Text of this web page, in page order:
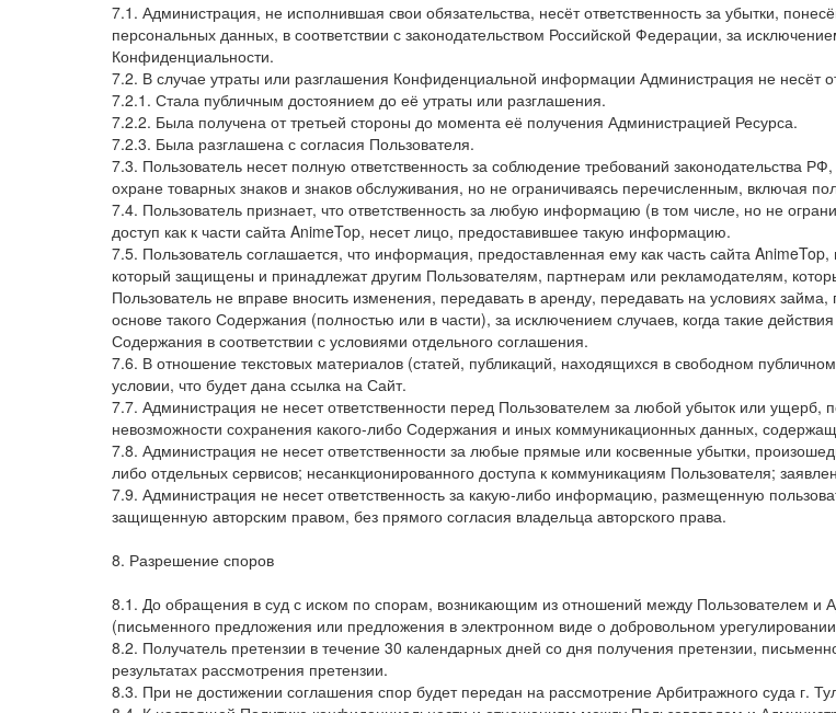
7.1. Администрация, не исполнившая свои обязательства, несёт ответственность за убытки,
персональных данных, в соответствии с законодательством Российской Федерации, за
Конфиденциальности.
7.2. В случае утраты или разглашения Конфиденциальной информации Администрация не несёт
7.2.1. Стала публичным достоянием до её утраты или разглашения.
7.2.2. Была получена от третьей стороны до момента её получения Администрацией Ресурса.
7.2.3. Была разглашена с согласия Пользователя.
7.3. Пользователь несет полную ответственность за соблюдение требований законодательства
охране товарных знаков и знаков обслуживания, но не ограничиваясь перечисленным, включая
7.4. Пользователь признает, что ответственность за любую информацию (в том числе, но не
доступ как к части сайта AnimeTop, несет лицо, предоставившее такую информацию.
7.5. Пользователь соглашается, что информация, предоставленная ему как часть сайта
который защищены и принадлежат другим Пользователям, партнерам или рекламодателям,
Пользователь не вправе вносить изменения, передавать в аренду, передавать на условиях
основе такого Содержания (полностью или в части), за исключением случаев, когда такие
Содержания в соответствии с условиями отдельного соглашения.
7.6. В отношение текстовых материалов (статей, публикаций, находящихся в свободном
условии, что будет дана ссылка на Сайт.
7.7. Администрация не несет ответственности перед Пользователем за любой убыток или ущерб,
невозможности сохранения какого-либо Содержания и иных коммуникационных данных,
7.8. Администрация не несет ответственности за любые прямые или косвенные убытки,
либо отдельных сервисов; несанкционированного доступа к коммуникациям Пользователя;
7.9. Администрация не несет ответственность за какую-либо информацию, размещенную
защищенную авторским правом, без прямого согласия владельца авторского права.
8. Разрешение споров
8.1. До обращения в суд с иском по спорам, возникающим из отношений между Пользователем и
(письменного предложения или предложения в электронном виде о добровольном
8.2. Получатель претензии в течение 30 календарных дней со дня получения претензии,
результатах рассмотрения претензии.
8.3. При не достижении соглашения спор будет передан на рассмотрение Арбитражного суда г.